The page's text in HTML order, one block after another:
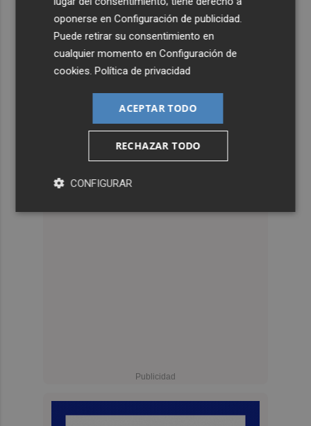
oponerse enConfiguración de publicidad
Puede retirar su consentimiento en
cualquier momento enConfiguración de
cookies .Política de privacidad
ACEPTAR TODO
RECHAZAR TODO
CONFIGURAR